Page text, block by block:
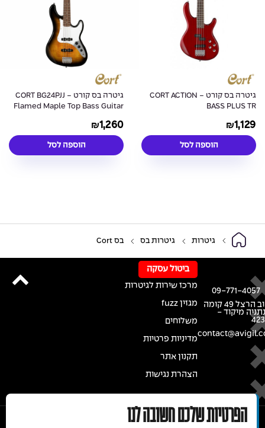
גיטרה בס קורט - CORT ACTION
BASS PLUS TR
₪1,129
הוספה לסל
גיטרה בס קורט - CORT BG24PJJ
Flamed Maple Top Bass Guitar
₪1,260
הוספה לסל
גיטרות גיטרות בס בס Cort
רחוב הרצל 49 קומה
מיקוד -
09-771-4057
ביטול עסקה
מרכז שירות לגיטרות
מגזין fuzz
משלוחים
מדיניות פרטיות
תקנון אתר
הצהרת נגישות
הפרטיות שלכם חשובה לנו